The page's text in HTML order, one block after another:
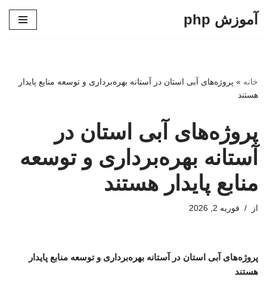
آموزش php
خانه » پروژه‌های آبی استان در آستانه بهره‌برداری و توسعه منابع پایدار
هستند
پروژه‌های آبی استان در
آستانه بهره‌برداری و توسعه
منابع پایدار هستند
از فوریه 2, 2026
پروژه‌های آبی استان در آستانه بهره‌برداری و توسعه منابع پایدار
هستند